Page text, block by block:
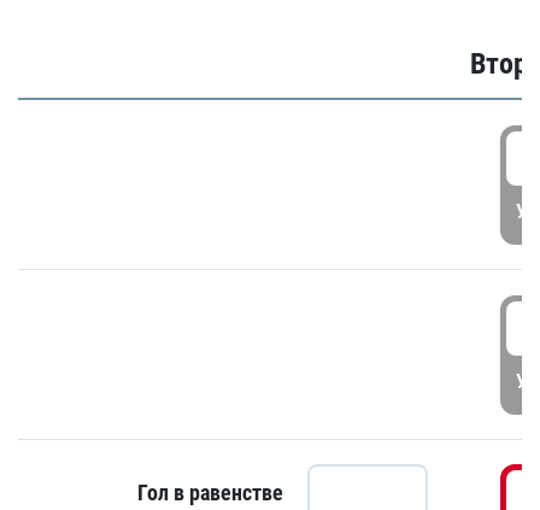
Гол в равенстве